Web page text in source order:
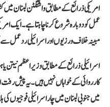
امریکی ذرائع کے مطابق واشنگٹن لبنان
عمل کو دوبارہ شروع کرنا چاہتا ہے۔ ایک
مبینہ خلاف ورزیوں اور اسرائیلی ردعمل
اسرائیلی ذرائع کے مطابق وزیراعظم نیتن
کارروائی کے خواہاں نہیں ہیں۔ یہ پیش
میں جنوبی لبنان میں چار اسرائیلی